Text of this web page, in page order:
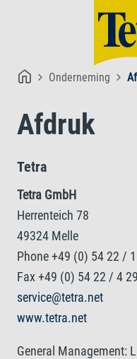
Onderneming
Afdruk
Tetra
Tetra GmbH
Herrenteich 78
49324 Melle
Phone +49 (0) 54 22 /
Fax +49 (0) 54 22 / 4
service@tetra.net
www.tetra.net
General Management: